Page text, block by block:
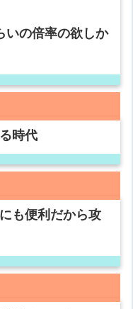
いの倍率の欲しか
時代
も便利だから攻